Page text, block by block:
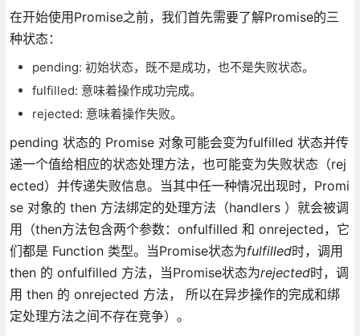
在开始使用Promise之前，我们首先需要了解Promise的三
种状态：
pending: 初始状态，既不是成功，也不是失败状态。
fulfilled: 意味着操作成功完成。
rejected: 意味着操作失败。
pending 状态的 Promise 对象可能会变为fulfilled 状态并传
递一个值给相应的状态处理方法，也可能变为失败状态（rej
ected）并传递失败信息。当其中任一种情况出现时，Promi
se 对象的 then 方法绑定的处理方法（handlers ）就会被调
用（then方法包含两个参数：onfulfilled 和 onrejected，它
们都是 Function 类型。当Promise状态为fulfilled时，调用
then 的 onfulfilled 方法，当Promise状态为rejected时，调
用 then 的 onrejected 方法， 所以在异步操作的完成和绑
定处理方法之间不存在竞争）。